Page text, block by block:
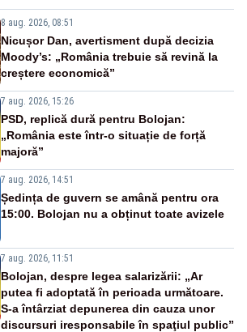
8 aug. 2026, 08:51
Nicușor Dan, avertisment după decizia
Moody’s: „România trebuie să revină la
creștere economică”
7 aug. 2026, 15:26
PSD, replică dură pentru Bolojan:
„România este într-o situație de forță
majoră”
7 aug. 2026, 14:51
Ședința de guvern se amână pentru ora
15:00. Bolojan nu a obținut toate avizele
7 aug. 2026, 11:51
Bolojan, despre legea salarizării: „Ar
putea fi adoptată în perioada următoare.
S-a întârziat depunerea din cauza unor
discursuri iresponsabile în spaţiul public”